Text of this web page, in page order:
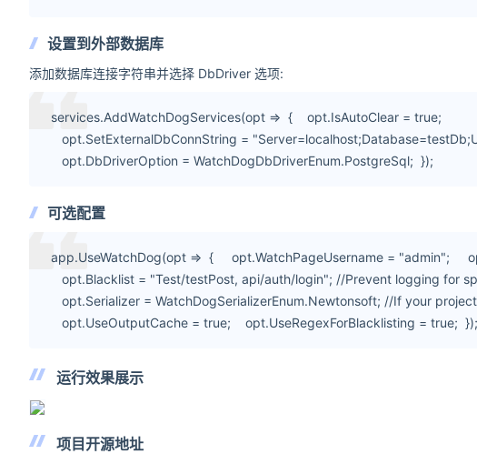
设置到外部数据库
添加数据库连接字符串并选择 DbDriver 选项:
services.AddWatchDogServices(opt => { opt.IsAutoClear = true;
opt.SetExternalDbConnString =
opt.DbDriverOption = WatchDogDbDriverEnum.PostgreSql; });
可选配置
app.UseWatchDog(opt => { opt.WatchPageUsername = "admin";
opt.Blacklist = "Test/testPost, api/auth/login"; //Prevent logging for
opt.Serializer = WatchDogSerializerEnum.Newtonsoft; //If your
opt.UseOutputCache = true; opt.UseRegexForBlacklisting = true; });
运行效果展示
项目开源地址